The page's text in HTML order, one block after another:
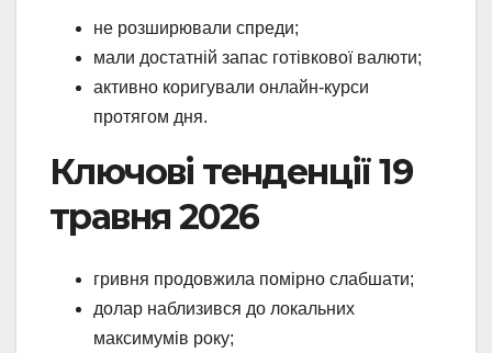
не розширювали спреди;
мали достатній запас готівкової валюти;
активно коригували онлайн-курси
протягом дня.
Ключові тенденції 19
травня 2026
гривня продовжила помірно слабшати;
долар наблизився до локальних
максимумів року;